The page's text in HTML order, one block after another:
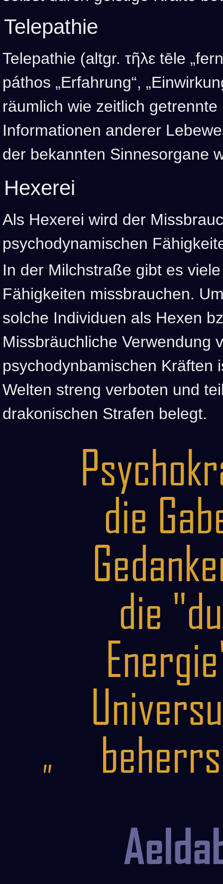
Telepathie
Telepathie (altgr. τῆλε tēle
páthos „Erfahrung“,
räumlich wie zeitlich
Informationen anderer
der bekannten Sinnesorgane
Hexerei
Als Hexerei wird der
psychodynamischen
In der Milchstraße gibt es
Fähigkeiten missbrauchen.
solche Individuen als Hexen
Missbräuchliche Verwendung
psychodynbamischen Kräften
Welten streng verboten und
drakonischen Strafen belegt.
„
die
die